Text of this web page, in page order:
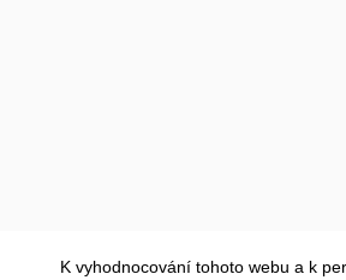
K vyhodnocování tohoto webu a k